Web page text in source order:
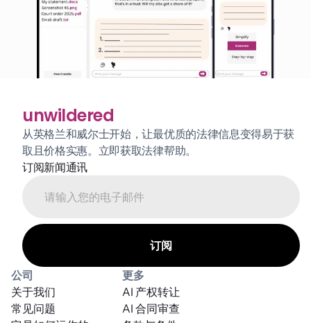
unwildered
从英格兰和威尔士开始，让最优质的法律信息变得易于获
取且价格实惠。立即获取法律帮助。
订阅新闻通讯
公司
关于我们
常见问题
更多
AI 合同审查
AI 产权转让